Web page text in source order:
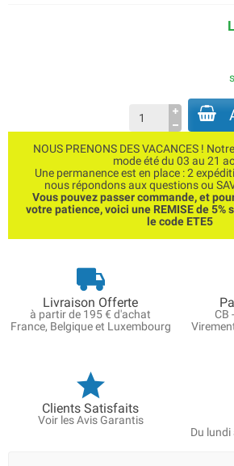
NOUS PRENONS DES VACANCES !
mode été du 03 au 21
Une permanence est en place : 2
nous répondons aux questions ou
Vous pouvez passer commande, et
votre patience, voici une REMISE de 5%
le code ETE5
Livraison Offerte
à partir de 195 € d'achat
France, Belgique et Luxembourg
CB
Clients Satisfaits
Voir les Avis Garantis
Du lundi